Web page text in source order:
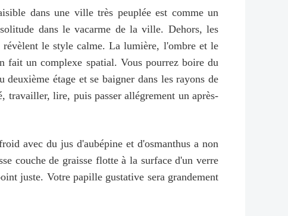
dans une ville très peuplée est comme un
dans le vacarme de la ville. Dehors, les
le style calme. La lumière, l'ombre et le
fait un complexe spatial. Vous pourrez boire du
étage et se baigner dans les rayons de
travailler, lire, puis passer allégrement un après-
avec du jus d'aubépine et d'osmanthus a non
couche de graisse flotte à la surface d'un verre
juste. Votre papille gustative sera grandement